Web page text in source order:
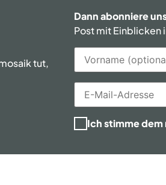
tut,
Dann abonniere
Post mit Einblicken
Ich stimme